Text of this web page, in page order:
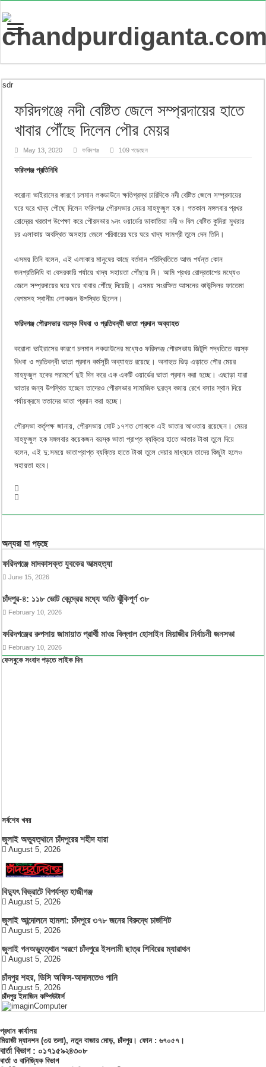
sdr
ফরিদগঞ্জে নদী বেষ্টিত জেলে সম্প্রদায়ের হাতে
খাবার পৌঁছে দিলেন পৌর মেয়র
May 13, 2020 ফরিদগঞ্জ 109 পড়েছেন
ফরিদগঞ্জ প্রতিনিধি
করোনা ভাইরাসের কারণে চলমান লকডাউনে ক্ষতিগ্রস্থ চারিদিকে নদী বেষ্টিত জেলে সম্প্রদায়ের
ঘরে ঘরে খাদ্য পৌছে দিলেন ফরিদগঞ্জ পৌরসভার মেয়র মাহফুজুল হক। গতকাল মঙ্গলবার প্রখর
রোদ্রের খরতাপ উপেক্ষা করে পৌরসভার ৯নং ওয়ার্ডের ডাকাতিয়া নদী ও বিল বেষ্টিত কুমিরা মুথরার
চর এলাকায় অবস্থিত অসহায় জেলে পরিবারের ঘরে ঘরে খাদ্য সামগ্রী তুলে দেন তিনি।
এসময় তিনি বলেন, এই এলাকার মানুষের কাছে বর্তমান পরিস্থিতিতে আজ পর্যন্ত কোন
জনপ্রতিনিধি বা বেসরকারি পর্যায়ে খাদ্য সহায়তা পৌঁছায় নি। আমি প্রখর রোদ্রতাপের মধ্যেও
জেলে সম্প্রদায়ের ঘরে ঘরে খাবার পৌঁছে দিয়েছি। এসময় সংরক্ষিত আসনের কাউন্সিলর ফাতেমা
বেগমসহ স্থানীয় লোকজন উপস্থিত ছিলেন।
ফরিদগঞ্জ পৌরসভার বয়স্ক বিধবা ও প্রতিবন্ধী ভাতা প্রদান অব্যাহত
করোনা ভাইরাসের কারণে চলমান লকডাউনের মধ্যেও ফরিদগঞ্জ পৌরসভায় জিটুপি পদ্ধতিতে বয়স্ক
বিধবা ও প্রতিবন্ধী ভাতা প্রদান কর্মসূচী অব্যাহত রয়েছে। অনাহুত ভিড় এড়াতে পৌর মেয়র
মাহফুজুল হকের পরামর্শে দুই দিন করে এক একটি ওয়ার্ডের ভাতা প্রদান করা হচ্ছে। এছাড়া যারা
ভাতার জন্য উপস্থিত হচ্ছেন তাদেরও পৌরসভার সামাজিক দুরত্ব বজায় রেখে বসার স্থান দিয়ে
পর্যায়ক্রমে ততাদের ভাতা প্রদান করা হচ্ছে।
পৌরসভা কর্তৃপক্ষ জানায়, পৌরসভায় মোট ১৭শত লোককে এই ভাতার আওতায় রয়েছেন। মেয়র
মাহফুজুল হক মঙ্গলবার কয়েকজন বয়স্ক ভাতা প্রাপ্ত ব্যক্তির হাতে ভাতার টাকা তুলে দিয়ে
বলেন, এই দু:সময়ে ভাতাপ্রাপ্ত ব্যক্তির হাতে টাকা তুলে দেয়ার মাধ্যমে তাদের কিছুটা হলেও
সহায়তা হবে।
অন্যরা যা পড়ছে
ফরিদগঞ্জে মাদকাসক্ত যুবকের আত্মহত্যা
June 15, 2026
চাঁদপুর-৪: ১১৮ ভোট কেন্দ্রের মধ্যে অতি ঝুঁকিপূর্ণ ৩৮
February 10, 2026
ফরিদগঞ্জের রুপসায় জামায়াত প্রার্থী মাওঃ বিল্লাল হোসাইন মিয়াজীর নির্বাচনী জনসভা
February 10, 2026
ফেসবুকে সংবাদ পড়তে লাইক দিন
সর্বশেষ খবর
জুলাই অভ্যুত্থানে চাঁদপুরের শহীদ যারা
August 5, 2026
বিদ্যুৎ বিভ্রাটে বিপর্যস্ত হাজীগঞ্জ
August 5, 2026
জুলাই আন্দোলনে হামলা: চাঁদপুরে ৩৭৮ জনের বিরুদ্ধে চার্জশিট
August 5, 2026
জুলাই গনঅভ্যুত্থান স্মরণে চাঁদপুরে ইসলামী ছাত্র শিবিরের ম্যারাথন
August 5, 2026
চাঁদপুর শহর, ডিসি অফিস-আদালতেও পানি
August 5, 2026
চাঁদপুর ইমাজিন কম্পিউটার্স
প্রধান কার্যালয়
মিয়াজী ম্যানশন (৩য় তলা), নতুন বাজার মোড়, চাঁদপুর। ফোন : ৬৭০৫৭।
বার্তা বিভাগ : ০১৭১৫৯২৪৩০৮
বার্তা ও বানিজ্যিক বিভাগ